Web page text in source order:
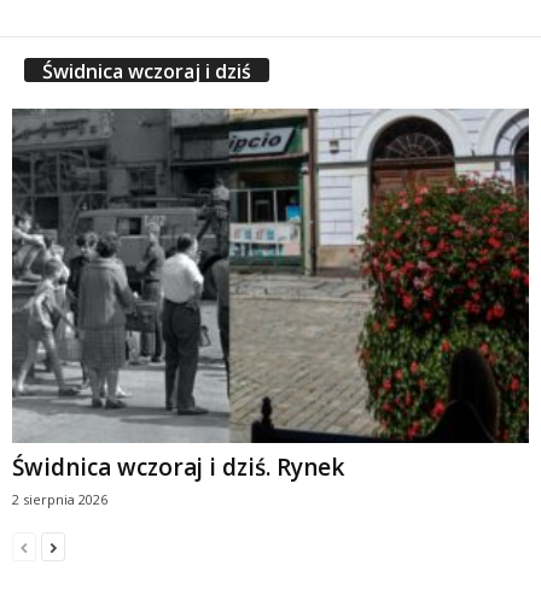
Świdnica wczoraj i dziś
Świdnica wczoraj i dziś. Rynek
2 sierpnia 2026